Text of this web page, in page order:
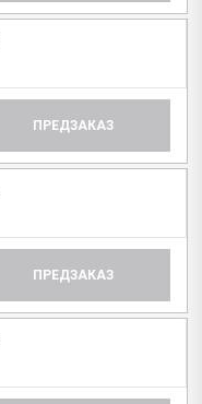
ПРЕДЗАКАЗ
ПРЕДЗАКАЗ